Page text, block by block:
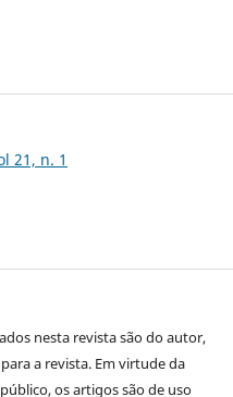
21, n. 1
nesta revista são do autor,
a revista. Em virtude da
os artigos são de uso